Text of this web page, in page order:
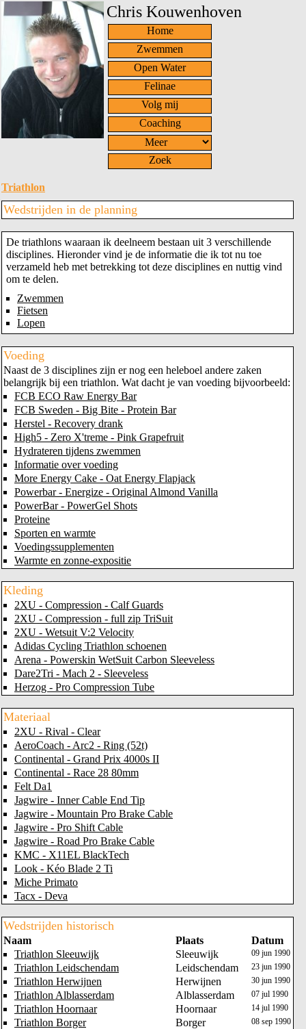
Chris Kouwenhoven
Home
Zwemmen
Open Water
Felinae
Volg mij
Coaching
Zoek
Triathlon
Wedstrijden in de planning
De triathlons waaraan ik deelneem bestaan uit 3 verschillende
disciplines. Hieronder vind je de informatie die ik tot nu toe
verzameld heb met betrekking tot deze disciplines en nuttig vind
om te delen.
Zwemmen
Fietsen
Lopen
Voeding
Naast de 3 disciplines zijn er nog een heleboel andere zaken
belangrijk bij een triathlon. Wat dacht je van voeding bijvoorbeeld:
FCB ECO Raw Energy Bar
FCB Sweden - Big Bite - Protein Bar
Herstel - Recovery drank
High5 - Zero X'treme - Pink Grapefruit
Hydrateren tijdens zwemmen
Informatie over voeding
More Energy Cake - Oat Energy Flapjack
Powerbar - Energize - Original Almond Vanilla
PowerBar - PowerGel Shots
Proteine
Sporten en warmte
Voedingssupplementen
Warmte en zonne-expositie
Kleding
2XU - Compression - Calf Guards
2XU - Compression - full zip TriSuit
2XU - Wetsuit V:2 Velocity
Adidas Cycling Triathlon schoenen
Arena - Powerskin WetSuit Carbon Sleeveless
Dare2Tri - Mach 2 - Sleeveless
Herzog - Pro Compression Tube
Materiaal
2XU - Rival - Clear
AeroCoach - Arc2 - Ring (52t)
Continental - Grand Prix 4000s II
Continental - Race 28 80mm
Felt Da1
Jagwire - Inner Cable End Tip
Jagwire - Mountain Pro Brake Cable
Jagwire - Pro Shift Cable
Jagwire - Road Pro Brake Cable
KMC - X11EL BlackTech
Look - Kéo Blade 2 Ti
Miche Primato
Tacx - Deva
Wedstrijden historisch
Naam Plaats
Datum
Triathlon Sleeuwijk
Sleeuwijk 09 jun 1990
Triathlon Leidschendam Leidschendam 23 jun 1990
Triathlon Herwijnen Herwijnen 30 jun 1990
Triathlon Alblasserdam Alblasserdam 07 jul 1990
Triathlon Hoornaar Hoornaar 14 jul 1990
Triathlon Borger Borger 08 sep 1990